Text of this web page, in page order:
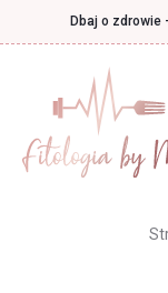
Dbaj o zdrowie -